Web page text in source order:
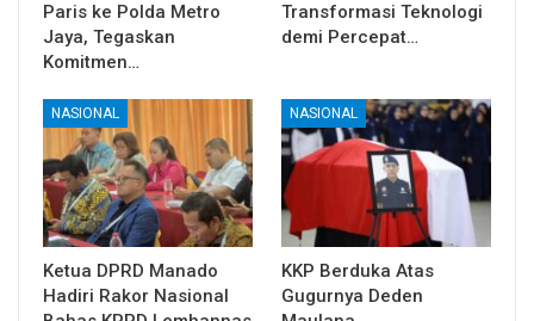
Paris ke Polda Metro
Jaya, Tegaskan
Komitmen…
Transformasi Teknologi
demi Percepat…
NASIONAL
Ketua DPRD Manado
Hadiri Rakor Nasional
NASIONAL
KKP Berduka Atas
Gugurnya Deden